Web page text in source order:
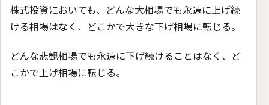
株式投資においても、どんな大相場でも永遠に上げ続
ける相場はなく、どこかで大きな下げ相場に転じる。
どんな悲観相場でも永遠に下げ続けることはなく、ど
こかで上げ相場に転じる。